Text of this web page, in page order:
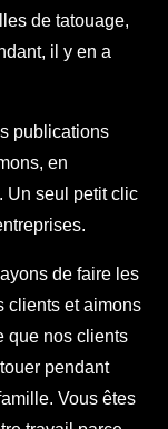
de tatouage,
il y en a
publications
en
Un seul petit clic
de faire les
clients et aimons
que nos clients
pendant
Vous êtes